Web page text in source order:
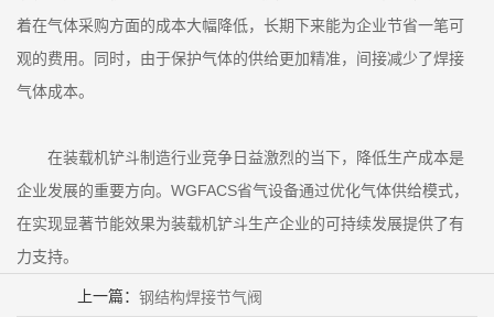
着在气体采购方面的成本大幅降低，长期下来能为企业节省一笔可
观的费用。同时，由于保护气体的供给更加精准，间接减少了焊接
气体成本。
在装载机铲斗制造行业竞争日益激烈的当下，降低生产成本是
企业发展的重要方向。WGFACS省气设备通过优化气体供给模式，
在实现显著节能效果为装载机铲斗生产企业的可持续发展提供了有
力支持。
上一篇： 钢结构焊接节气阀